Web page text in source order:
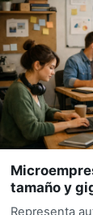
tamaño y
Representa